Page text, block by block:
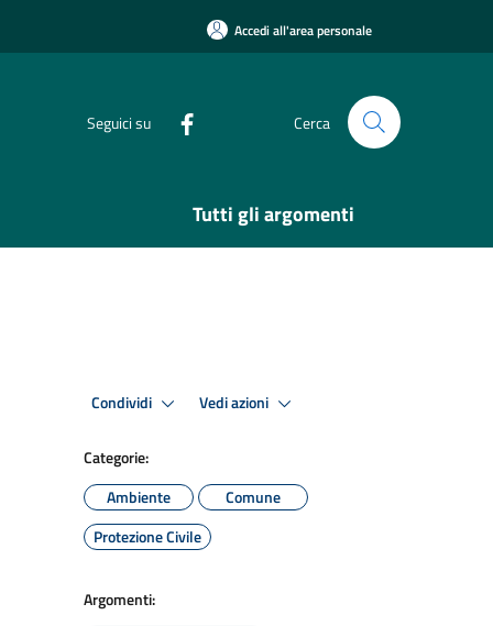
Accedi all'area personale
Seguici su Cerca
Tutti gli argomenti
Condividi Vedi azioni
Categorie:
Ambiente
Comune
Protezione Civile
Argomenti: